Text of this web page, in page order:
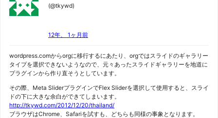
(@tkywd)
12年、 1ヶ月前
wordpress.comからorgに移行するにあたり、orgではスライドのギャラリー
タイプを選択できないようなので、元々あったスライドギャラリーを地道に
プラグインから作り直そうとしています。
その際、Meta SliderプラグインでFlex Sliderを選択して使用すると、スライ
ドの下に大きな余白ができてしまいます。
http://tkywd.com/2012/12/20/thailand/
ブラウザはChrome、Safariを試すも、どちらも同様の事象となります。